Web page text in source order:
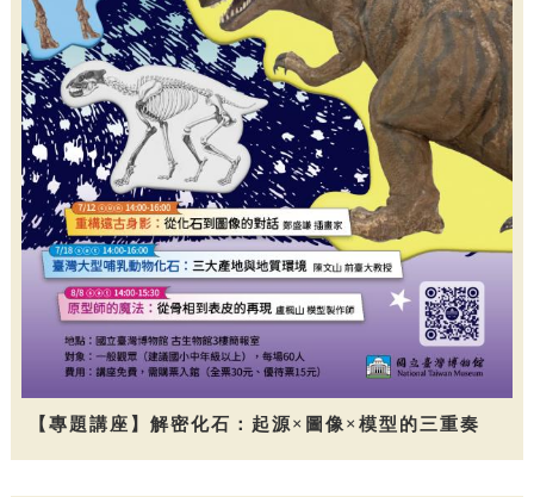
【專題講座】解密化石：起源×圖像×模型的三重奏